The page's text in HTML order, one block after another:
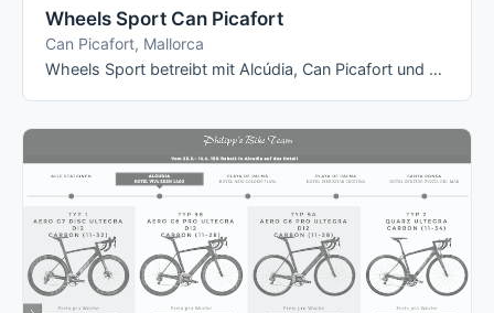
Wheels Sport Can Picafort
Can Picafort, Mallorca
Wheels Sport betreibt mit Alcúdia, Can Picafort und Puerto Pollensa gleich drei Stationen im Nordosten der Insel. Wer flexibel zwischen …